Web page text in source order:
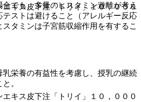
キス皮下注「トリイ」１０，０００
キス皮下注「トリイ」１０，０００
でも、多量のヒスタミン遊離が考え
テストは避けること（アレルギー反応
タミンは子宮筋収縮作用を有するこ
栄養の有益性を考慮し、授乳の継続
。